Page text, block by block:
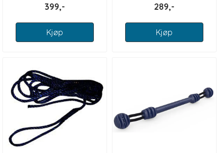
399,-
Kjøp
289,-
Kjøp